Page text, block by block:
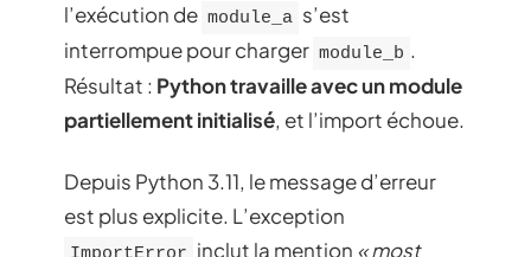
l’exécution de module_a s’est
interrompue pour charger module_b .
Résultat : Python travaille avec un module
partiellement initialisé, et l’import échoue.
Depuis Python 3.11, le message d’erreur
est plus explicite. L’exception
inclut la mention « most